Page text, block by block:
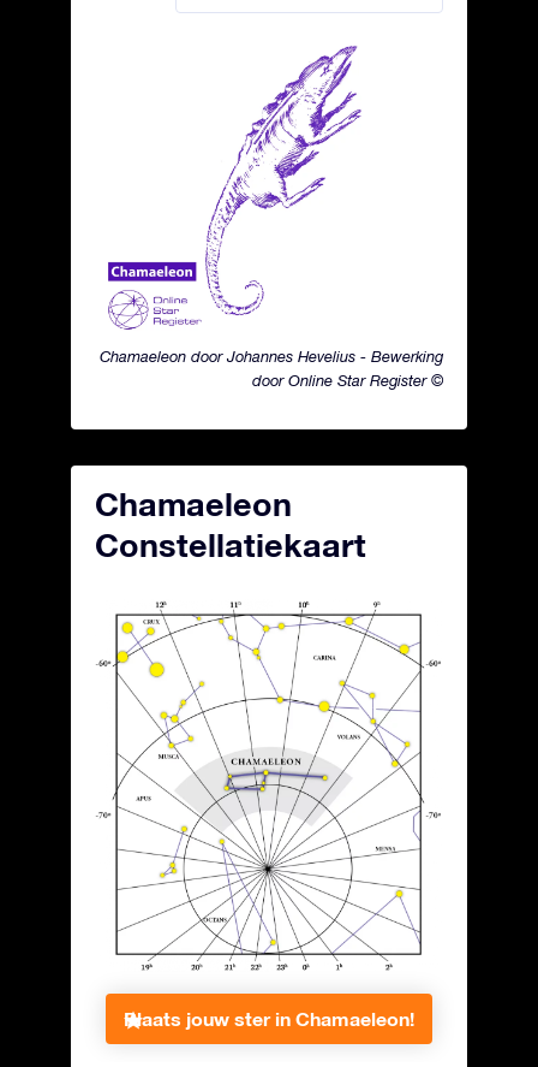
Chamaeleon door Johannes Hevelius - Bewerking
door Online Star Register ©
Chamaeleon
Constellatiekaart
Plaats jouw ster in Chamaeleon!